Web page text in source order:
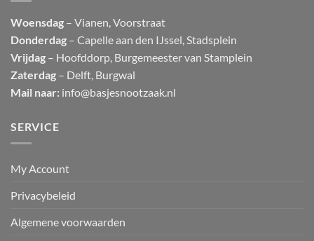
Woensdag – Vianen, Voorstraat
Donderdag – Capelle aan den IJssel, Stadsplein
Vrijdag – Hoofddorp, Burgemeester van Stamplein
Zaterdag – Delft, Burgwal
Mail naar: info@basjesnootzaak.nl
SERVICE
My Account
Privacybeleid
Algemene voorwaarden